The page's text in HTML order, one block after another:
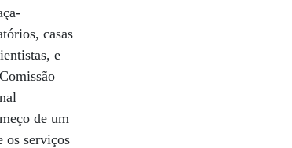
casas
e
de um
os serviços